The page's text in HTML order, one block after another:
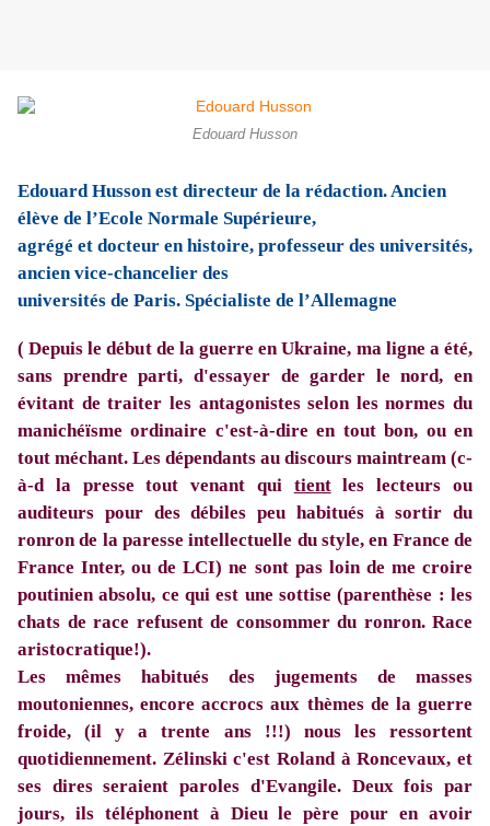
Edouard Husson
Edouard Husson est directeur de la rédaction. Ancien
élève de l’Ecole Normale Supérieure,
agrégé et docteur en histoire, professeur des universités,
ancien vice-chancelier des
universités de Paris. Spécialiste de l’Allemagne
( Depuis le début de la guerre en Ukraine, ma ligne a été,
sans prendre parti, d'essayer de garder le nord, en
évitant de traiter les antagonistes selon les normes du
manichéïsme ordinaire c'est-à-dire en tout bon, ou en
tout méchant. Les dépendants au discours maintream (c-
à-d la presse tout venant qui tientles lecteurs ou
auditeurs pour des débiles peu habitués à sortir du
ronron de la paresse intellectuelle du style, en France de
France Inter, ou de LCI) ne sont pas loin de me croire
poutinien absolu, ce qui est une sottise (parenthèse : les
chats de race refusent de consommer du ronron. Race
aristocratique!).
Les mêmes habitués des jugements de masses
moutoniennes, encore accrocs aux thèmes de la guerre
froide, (il y a trente ans !!!) nous les ressortent
quotidiennement. Zélinski c'est Roland à Roncevaux, et
ses dires seraient paroles d'Evangile. Deux fois par
jours, ils téléphonent à Dieu le père pour en avoir